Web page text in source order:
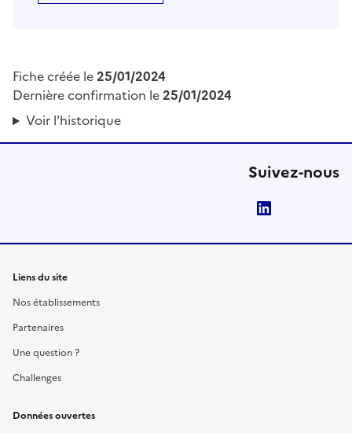
Fiche créée le25/01/2024
Dernière confirmation le25/01/2024
Voir l'historique
Suivez-nous
Liens du site
Nos établissements
Partenaires
Une question ?
Challenges
Données ouvertes